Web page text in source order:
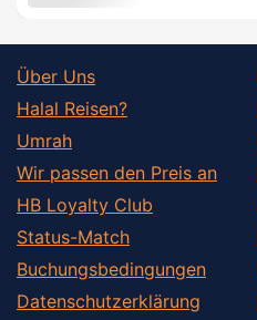
Über Uns
Halal Reisen?
Umrah
Wir passen den Preis an
HB Loyalty Club
Status-Match
Buchungsbedingungen
Datenschutzerklärung